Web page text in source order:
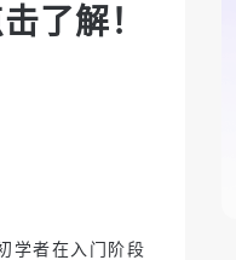
了解！
学者在入门阶段